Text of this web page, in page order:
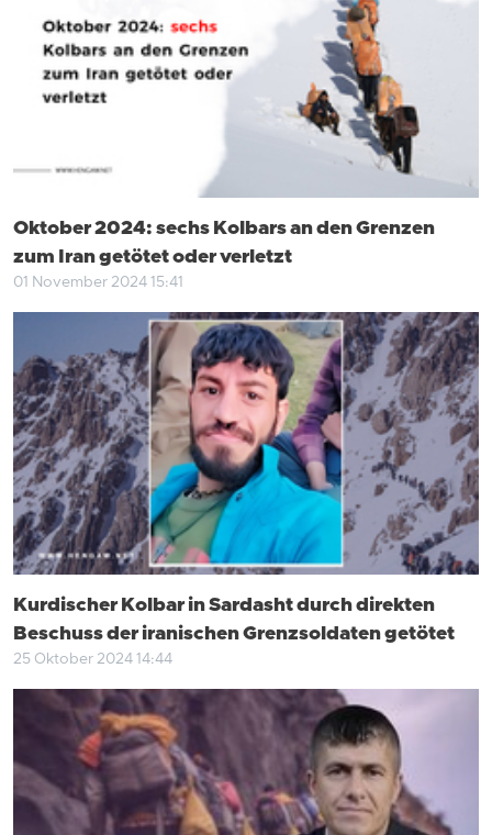
Oktober 2024: sechs Kolbars an den Grenzen
zum Iran getötet oder verletzt
01 November 2024 15:41
Kurdischer Kolbar in Sardasht durch direkten
Beschuss der iranischen Grenzsoldaten getötet
25 Oktober 2024 14:44